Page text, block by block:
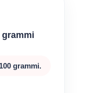
grammi.